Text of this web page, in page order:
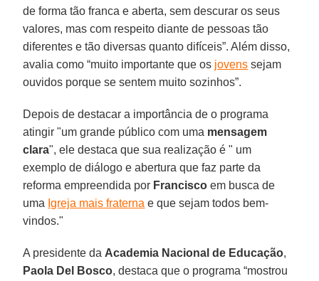
de forma tão franca e aberta, sem descurar os seus
valores, mas com respeito diante de pessoas tão
diferentes e tão diversas quanto difíceis”. Além disso,
avalia como “muito importante que os jovens sejam
ouvidos porque se sentem muito sozinhos”.
Depois de destacar a importância de o programa
atingir "um grande público com uma mensagem
clara", ele destaca que sua realização é " um
exemplo de diálogo e abertura que faz parte da
reforma empreendida por Francisco em busca de
uma Igreja mais fraterna e que sejam todos bem-
vindos."
A presidente da Academia Nacional de Educação,
Paola Del Bosco, destaca que o programa “mostrou